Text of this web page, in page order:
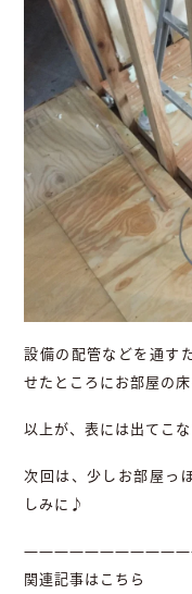
設備の配管などを通す
せたところにお部屋の床
以上が、表には出てこ
次回は、少しお部屋っ
しみに♪
関連記事はこちら